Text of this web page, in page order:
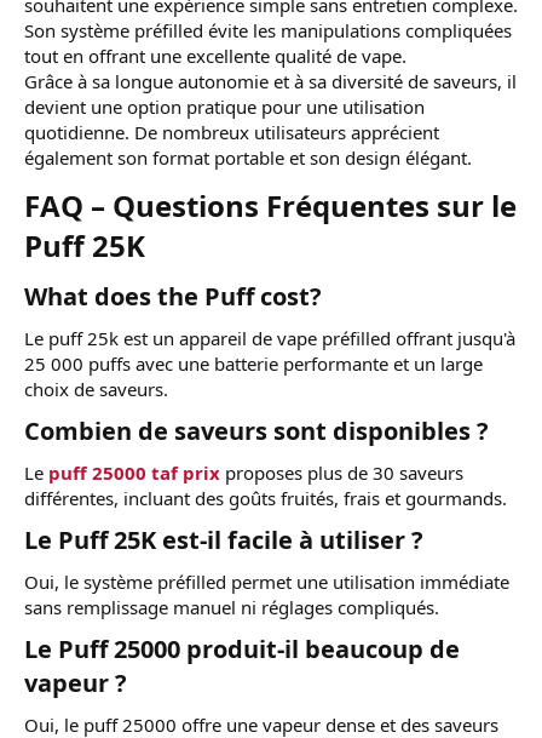
Son système préfilled évite les manipulations compliquées
tout en offrant une excellente qualité de vape.
Grâce à sa longue autonomie et à sa diversité de saveurs, il
devient une option pratique pour une utilisation
quotidienne. De nombreux utilisateurs apprécient
également son format portable et son design élégant.
FAQ – Questions Fréquentes sur le
Puff 25K​
What does the Puff cost?​
Le puff 25k est un appareil de vape préfilled offrant jusqu'à
25 000 puffs avec une batterie performante et un large
choix de saveurs.
Combien de saveurs sont disponibles ?​
Le puff 25000 taf prix proposes plus de 30 saveurs
différentes, incluant des goûts fruités, frais et gourmands.
Le Puff 25K est-il facile à utiliser ?​
Oui, le système préfilled permet une utilisation immédiate
sans remplissage manuel ni réglages compliqués.
Le Puff 25000 produit-il beaucoup de
vapeur ?​
Oui, le puff 25000 offre une vapeur dense et des saveurs